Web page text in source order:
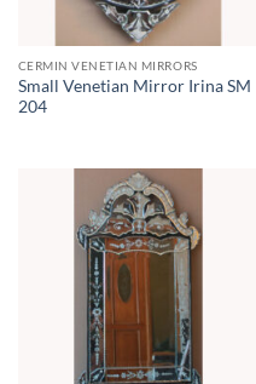
CERMIN VENETIAN MIRRORS
Small Venetian Mirror Irina SM
204